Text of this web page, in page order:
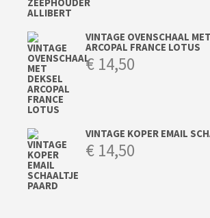
VINTAGE OVENSCHAAL
ARCOPAL FRANCE LOTUS
€ 14,50
VINTAGE KOPER EMAIL
€ 14,50